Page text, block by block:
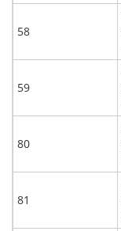
58
59
80
81